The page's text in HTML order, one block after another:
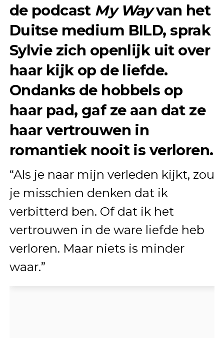
de podcast My Wayvan het
Duitse medium BILD, sprak
Sylvie zich openlijk uit over
haar kijk op de liefde.
Ondanks de hobbels op
haar pad, gaf ze aan dat ze
haar vertrouwen in
romantiek nooit is verloren.
“Als je naar mijn verleden kijkt, zou
je misschien denken dat ik
verbitterd ben. Of dat ik het
vertrouwen in de ware liefde heb
verloren. Maar niets is minder
waar.”